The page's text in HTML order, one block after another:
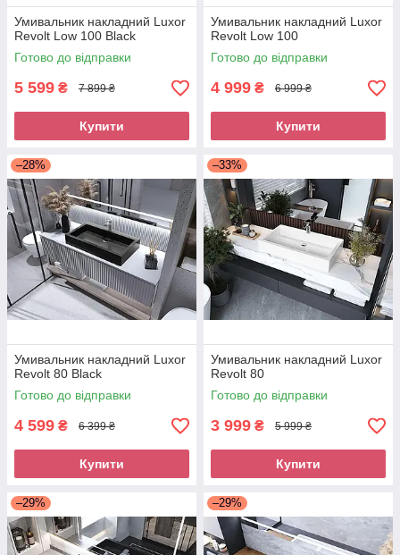
Умивальник накладний Luxor
Revolt Low 100 Black
Готово до відправки
5 599 ₴ 7 899 ₴
Купити
Умивальник накладний Luxor
Revolt Low 100
Готово до відправки
4 999 ₴ 6 999 ₴
Купити
–28%
Умивальник накладний Luxor
Revolt 80 Black
Готово до відправки
4 599 ₴ 6 399 ₴
Купити
–33%
Умивальник накладний Luxor
Revolt 80
Готово до відправки
3 999 ₴ 5 999 ₴
Купити
–29% –29%